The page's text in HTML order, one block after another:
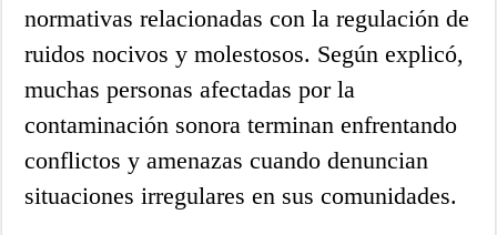
normativas relacionadas con la regulación de
ruidos nocivos y molestosos. Según explicó,
muchas personas afectadas por la
contaminación sonora terminan enfrentando
conflictos y amenazas cuando denuncian
situaciones irregulares en sus comunidades.